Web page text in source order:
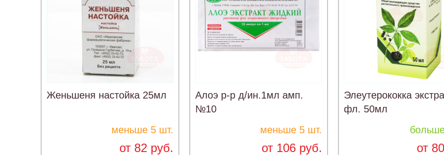
Женьшеня настойка 25мл
меньше 5 шт.
от 82 руб.
Алоэ р-р д/ин.1мл амп.
№10
меньше 5 шт.
от 106 руб.
Элеутерококка
фл. 50мл
от